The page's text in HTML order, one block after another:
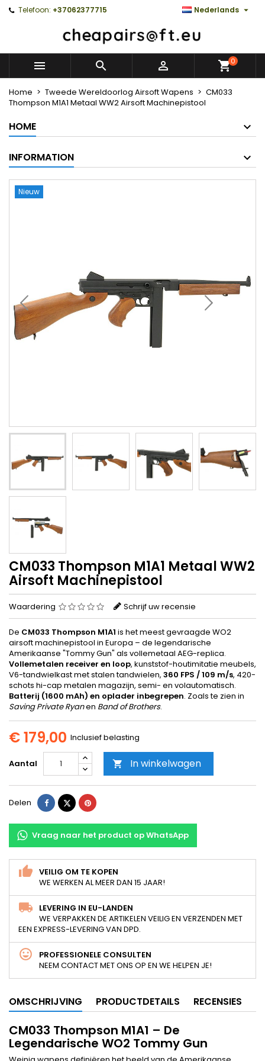
Telefoon: +37062377715 Nederlands 
   0
Home Tweede Wereldoorlog Airsoft Wapens
CM033
Thompson M1A1 Metaal WW2 Airsoft Machinepistool
HOME
INFORMATION
Nieuw
CM033 Thompson M1A1 Metaal WW2
Airsoft Machinepistool
Waardering Schrijf uw recensie
De CM033 Thompson M1A1 is het meest gevraagde WO2
airsoft machinepistool in Europa – de legendarische
Amerikaanse "Tommy Gun" als vollemetaal AEG-replica.
Vollemetalen receiver en loop, kunststof-houtimitatie meubels,
V6-tandwielkast met stalen tandwielen, 360 FPS / 109 m/s, 420-
schots hi-cap metalen magazijn, semi- en volautomatisch.
Batterij (1600 mAh) en oplader inbegrepen. Zoals te zien in
Saving Private Ryanen Band of Brothers.
€ 179,00 Inclusief belasting
Aantal  In winkelwagen
Delen DelenTweetPinterest
Vraag naar het product op WhatsApp
VEILIG OM TE KOPEN
WE WERKEN AL MEER DAN 15 JAAR!
LEVERING IN EU-LANDEN
WE VERPAKKEN DE ARTIKELEN VEILIG EN VERZENDEN MET
EEN EXPRESS-LEVERING VAN DPD.
PROFESSIONELE CONSULTEN
NEEM CONTACT MET ONS OP EN WE HELPEN JE!
OMSCHRIJVING PRODUCTDETAILS RECENSIES
CM033 Thompson M1A1 – De
Legendarische WO2 Tommy Gun